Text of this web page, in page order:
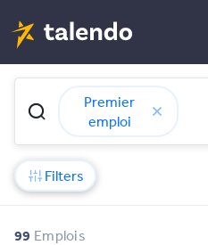
Premier
emploi
Filters
99 Emplois